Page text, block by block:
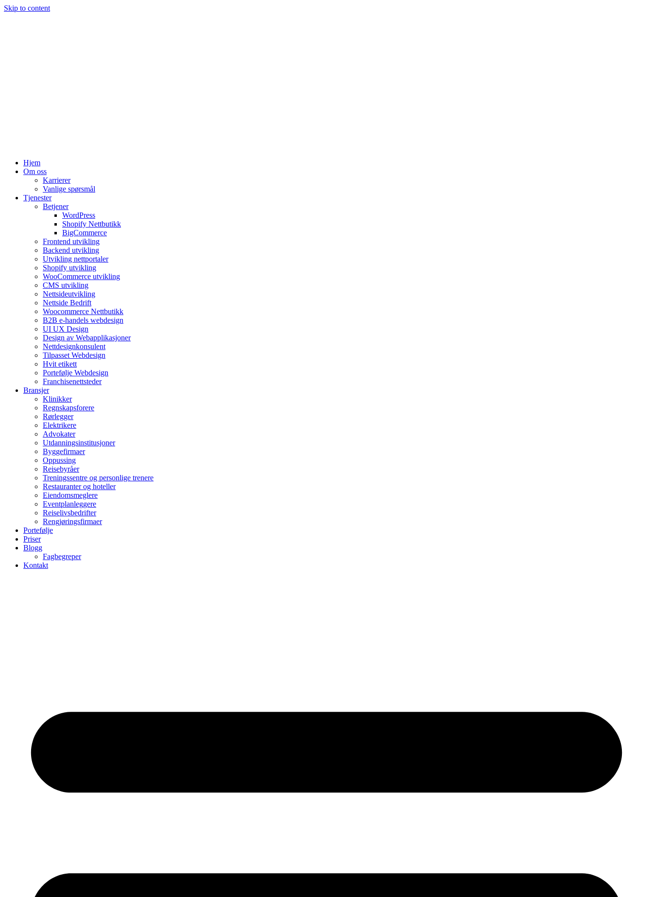
Skip to content
Hjem
Om oss
Karrierer
Vanlige spørsmål
Tjenester
Betjener
WordPress
Shopify Nettbutikk
BigCommerce
Frontend utvikling
Backend utvikling
Utvikling nettportaler
Shopify utvikling
WooCommerce utvikling
CMS utvikling
Nettsideutvikling
Nettside Bedrift
Woocommerce Nettbutikk
B2B e-handels webdesign
UI UX Design
Design av Webapplikasjoner
Nettdesignkonsulent
Tilpasset Webdesign
Hvit etikett
Portefølje Webdesign
Franchisenettsteder
Bransjer
Klinikker
Regnskapsforere
Rørlegger
Elektrikere
Advokater
Utdanningsinstitusjoner
Byggefirmaer
Oppussing
Reisebyråer
Treningssentre og personlige trenere
Restauranter og hoteller
Eiendomsmeglere
Eventplanleggere
Reiselivsbedrifter
Rengjøringsfirmaer
Portefølje
Priser
Blogg
Fagbegreper
Kontakt